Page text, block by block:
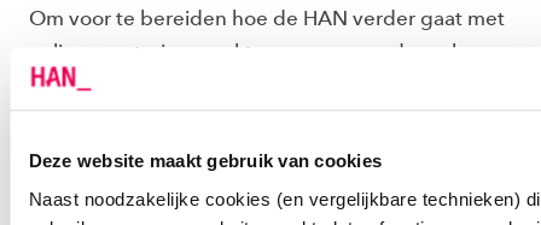
Deze website maakt gebruik van cookies
Naast noodzakelijke cookies (en vergelijkbare technieken)
Om voor te bereiden hoe de HAN verder gaat met
online proctoring, werkt een groep medewerkers
vanuit Staf OOK, JZ, IM en Services aan inzicht in
academies. In samenwerking met de MKT’s van de
academies onderzoeken zij de behoeftes naar de
inzet van proctoring voor o.a.